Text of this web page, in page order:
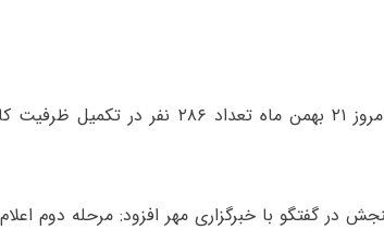
مشاور عالی سازمان سنجش گفت: تا امروز ۲۱ بهمن ماه تعداد ۲۸۶ نفر
در گفتگو با خبرگزاری مهر افزود: مرحله دوم